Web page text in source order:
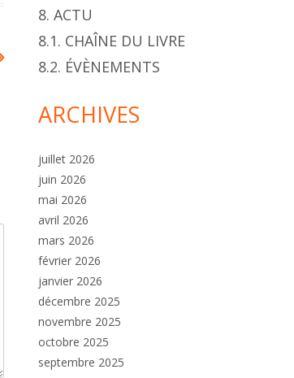
8. ACTU
8.1. CHAÎNE DU LIVRE
8.2. ÉVÈNEMENTS
ARCHIVES
juillet 2026
juin 2026
mai 2026
avril 2026
mars 2026
février 2026
janvier 2026
décembre 2025
novembre 2025
octobre 2025
septembre 2025